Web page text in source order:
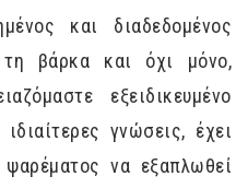
και διαδεδομένος
βάρκα και όχι μόνο,
εξειδικευμένο
γνώσεις, έχει
να εξαπλωθεί